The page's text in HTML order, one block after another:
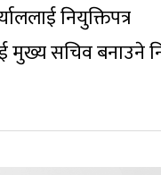
नियुक्तिपत्र
मुख्य सचिव बनाउने